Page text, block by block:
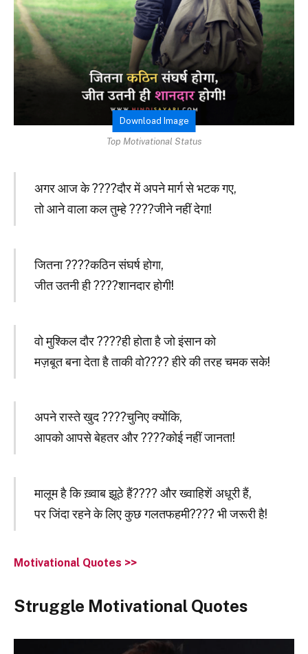
Download Image
Top Motivational Status
अगर आज के ????दौर में अपने मार्ग से भटक गए,
तो आने वाला कल तुम्हे ????जीने नहीं देगा!
जितना ????कठिन संघर्ष होगा,
जीत उतनी ही ????शानदार होगी!
वो मुश्किल दौर ????ही होता है जो इंसान को
मज़बूत बना देता है ताकी वो???? हीरे की तरह चमक सके!
अपने रास्ते खुद ????चुनिए क्योंकि,
आपको आपसे बेहतर और ????कोई नहीं जानता!
मालूम है कि ख़्वाब झूठे हैं???? और ख्वाहिशें अधूरी हैं,
पर जिंदा रहने के लिए कुछ गलतफहमी???? भी जरूरी है!
Motivational Quotes >>
Struggle Motivational Quotes